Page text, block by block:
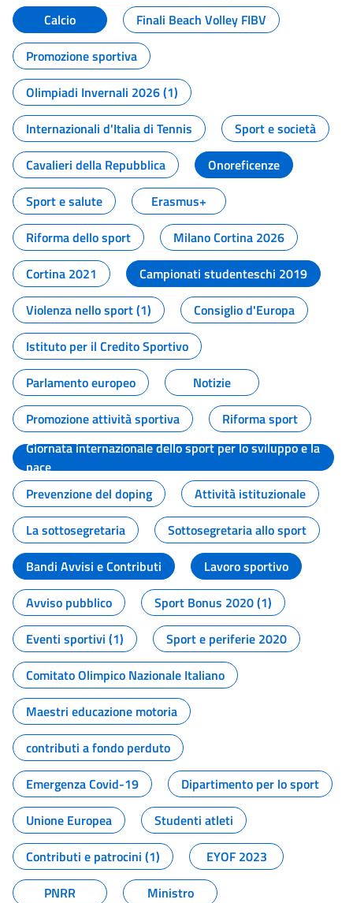
Calcio
Finali Beach Volley FIBV
Promozione sportiva
Olimpiadi Invernali 2026 (1)
Internazionali d'Italia di Tennis
Sport e società
Cavalieri della Repubblica
Onoreficenze
Sport e salute
Erasmus+
Riforma dello sport
Milano Cortina 2026
Cortina 2021
Campionati studenteschi 2019
Violenza nello sport (1)
Consiglio d'Europa
Istituto per il Credito Sportivo
Parlamento europeo
Notizie
Promozione attività sportiva
Riforma sport
Giornata internazionale dello sport per lo sviluppo e la
pace
Prevenzione del doping
Attività istituzionale
La sottosegretaria
Sottosegretaria allo sport
Bandi Avvisi e Contributi
Lavoro sportivo
Avviso pubblico
Sport Bonus 2020 (1)
Eventi sportivi (1)
Sport e periferie 2020
Comitato Olimpico Nazionale Italiano
Maestri educazione motoria
contributi a fondo perduto
Emergenza Covid-19
Dipartimento per lo sport
Unione Europea
Studenti atleti
Contributi e patrocini (1)
EYOF 2023
PNRR
Ministro